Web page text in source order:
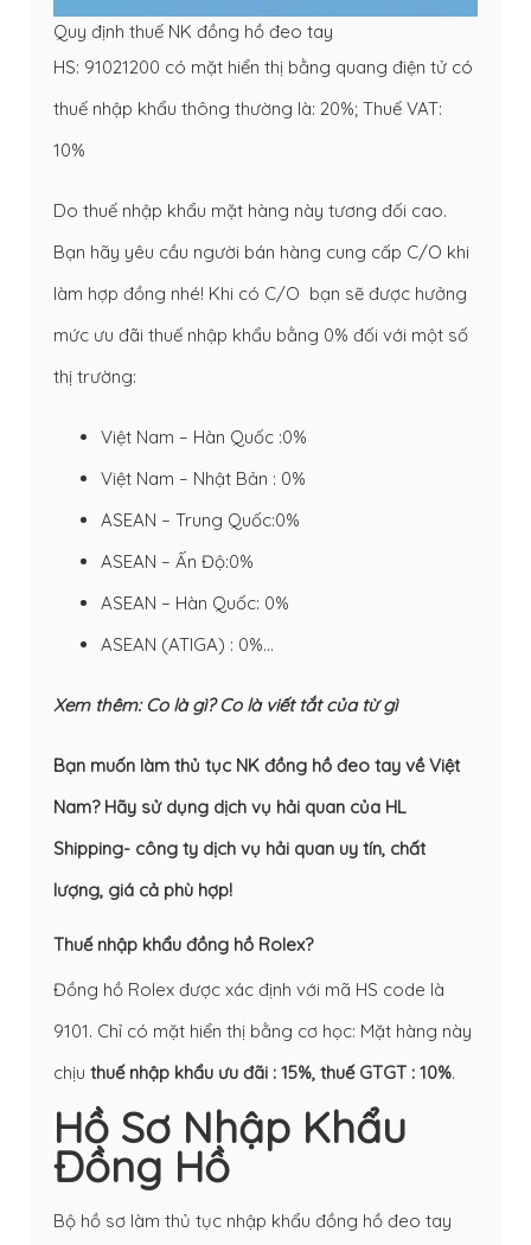
Quy định thuế NK đồng hồ đeo tay
HS: 91021200 có mặt hiển thị bằng quang điện tử có
thuế nhập khẩu thông thường là: 20%; Thuế VAT:
10%
Do thuế nhập khẩu mặt hàng này tương đối cao.
Bạn hãy yêu cầu người bán hàng cung cấp C/O khi
làm hợp đồng nhé! Khi có C/O bạn sẽ được hưởng
mức ưu đãi thuế nhập khẩu bằng 0% đối với một số
thị trường:
Việt Nam – Hàn Quốc :0%
Việt Nam – Nhật Bản : 0%
ASEAN – Trung Quốc:0%
ASEAN – Ấn Độ:0%
ASEAN – Hàn Quốc: 0%
ASEAN (ATIGA) : 0%…
Xem thêm:Co là gì? Co là viết tắt của từ gì
Bạn muốn làm thủ tục NK đồng hồ đeo tay về Việt
Nam? Hãy sử dụng dịch vụ hải quan của HL
Shipping- công ty dịch vụ hải quan uy tín, chất
lượng, giá cả phù hợp!
Thuế nhập khẩu đồng hồ Rolex?
Đồng hồ Rolex được xác định với mã HS code là
9101. Chỉ có mặt hiển thị bằng cơ học: Mặt hàng này
chịu thuế nhập khẩu ưu đãi : 15%, thuế GTGT : 10%.
Hồ Sơ Nhập Khẩu
Đồng Hồ
Bộ hồ sơ làm thủ tục nhập khẩu đồng hồ đeo tay